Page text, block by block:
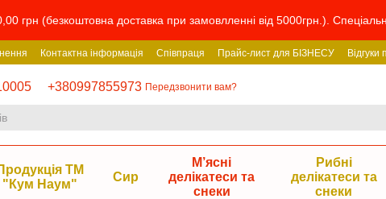
грн (безкоштовна доставка при замовлленні від 5000грн.).
Контактна інформація Співпраця Прайс-лист для БІЗНЕСУ Відгуки
+380997855973 Передзвонити вам?
ТМ
"Кум Наум"
Сир
М’ясні
делікатеси та
снеки
Рибні
делікатеси та
снеки